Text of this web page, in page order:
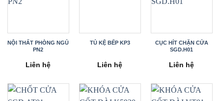
NỘI THẤT PHÒNG NGỦ
PN2
Liên hệ
TỦ KỆ BẾP KP3
Liên hệ
CỤC HÍT CHẶN CỬA
SGD.H01
Liên hệ